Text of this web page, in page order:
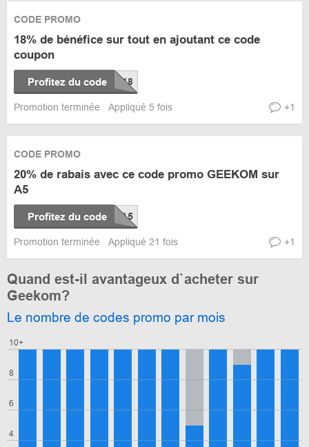
CODE PROMO
18% de bénéfice sur tout en ajoutant ce code
coupon
Profitez du code
Promotion terminée Appliqué 5 fois +1
CODE PROMO
20% de rabais avec ce code promo GEEKOM sur
A5
Profitez du code
Promotion terminée Appliqué 21 fois +1
Quand est-il avantageux d`acheter sur
Geekom?
Le nombre de codes promo par mois
4
6
8
10+